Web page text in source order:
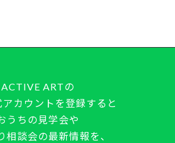
ACTIVE ARTの
カウントを登録すると
うちの見学会や
相談会の最新情報を、